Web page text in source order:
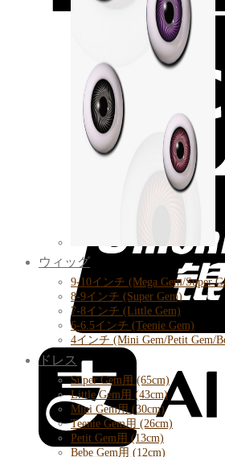
ウィッグ
9-10インチ (Mega Gem/Super
8-9インチ (Super Gem)
7-8インチ (Little Gem)
6-6.5インチ (Teenie Gem)
4インチ (Mini Gem/Petit Gem/
ドレス
Super Gem用 (65cm)
Little Gem用 (43cm)
Mini Gem用 (30cm)
Teenie Gem用 (26cm)
Petit Gem用 (13cm)
Bebe Gem用 (12cm)